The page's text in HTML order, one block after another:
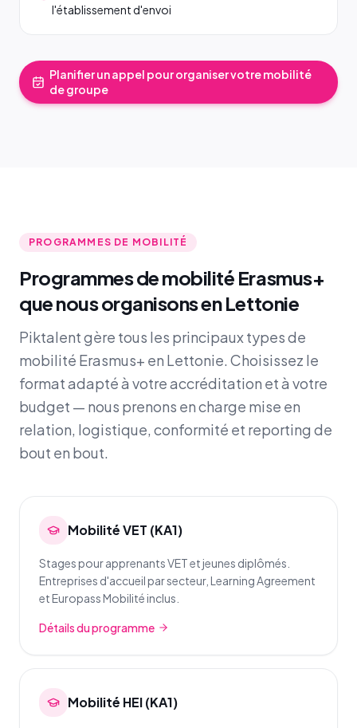
l'établissement d'envoi
Planifier un appel pour organiser votre mobilité
de groupe
PROGRAMMES DE MOBILITÉ
Programmes de mobilité Erasmus+
que nous organisons en Lettonie
Piktalent gère tous les principaux types de
mobilité Erasmus+ en Lettonie. Choisissez le
format adapté à votre accréditation et à votre
budget — nous prenons en charge mise en
relation, logistique, conformité et reporting de
bout en bout.
Mobilité VET (KA1)
Stages pour apprenants VET et jeunes diplômés.
Entreprises d'accueil par secteur, Learning Agreement
et Europass Mobilité inclus.
Détails du programme
Mobilité HEI (KA1)